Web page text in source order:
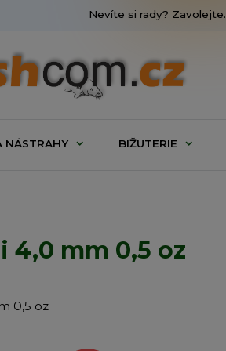
Nevíte si rady? Zavolejte.
NÁSTRAHY BIŽUTERIE
4,0 mm 0,5 oz